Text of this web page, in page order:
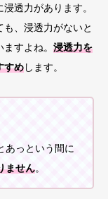
透力があります。
、浸透力がないと
すよね。 浸透力を
すめします。
あっという間に
ません。